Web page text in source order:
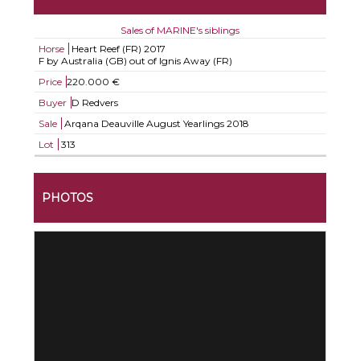
Sales of MARINE's siblings
Horse
Heart Reef (FR) 2017
F by Australia (GB) out of Ignis Away (FR)
Price 220.000 €
Buyer D Redvers
Sale
Arqana Deauville August Yearlings 2018
Lot
313
PHOTOS